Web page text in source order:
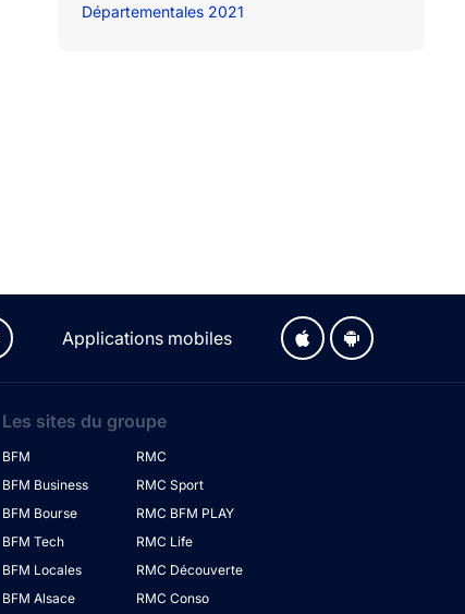
Départementales 2021
Applications mobiles
Les sites du groupe
BFM
BFM Business
BFM Bourse
BFM Tech
BFM Locales
BFM Alsace
RMC
RMC Sport
RMC BFM PLAY
RMC Life
RMC Découverte
RMC Conso